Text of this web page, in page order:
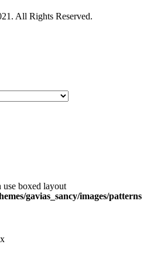
All Rights Reserved.
boxed layout
gavias_sancy/images/patterns
x